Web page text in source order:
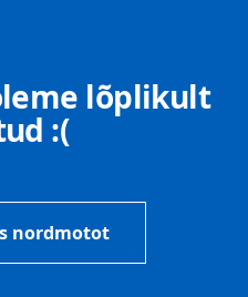
lõplikult
:(
nordmotot